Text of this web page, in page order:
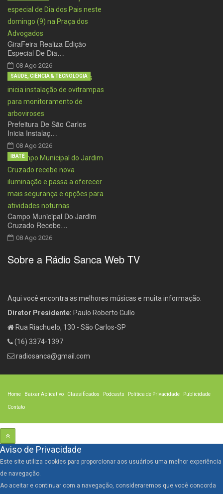
GiraFeira Realiza Edição
Especial De Dia…
08 Ago 2026
Prefeitura De São Carlos
Inicia Instalaç…
08 Ago 2026
SAÚDE, CIÊNCIA & TECNOLOGIA
Campo Municipal Do Jardim
Cruzado Recebe…
08 Ago 2026
IBATÉ
Sobre a Rádio Sanca Web TV
Aqui você encontra as melhores músicas e muita informação.
Diretor Presidente: Paulo Roberto Gullo
Rua Riachuelo, 130 - São Carlos-SP
(16) 3374-1397
radiosanca@gmail.com
Home Baixar Aplicativo Classificados Podcasts Política de Privacidade Publicidade
Contato
Aviso de Privacidade
Este site utiliza cookies para proporcionar aos usuários uma melhor experiência
de navegação.
Ao aceitar e continuar com a navegação, consideraremos que você concorda